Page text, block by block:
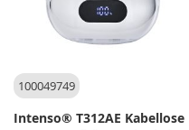
100049749
Intenso® T312AE Kabellose